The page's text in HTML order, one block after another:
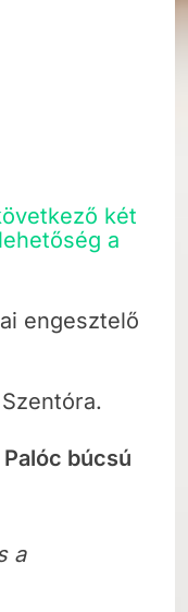
két
a
engesztelő
Palóc búcsú
a